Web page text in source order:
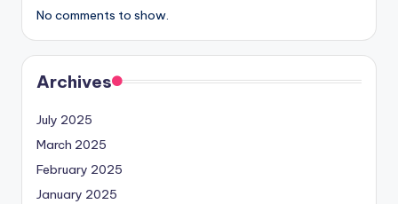
No comments to show.
Archives
July 2025
March 2025
February 2025
January 2025